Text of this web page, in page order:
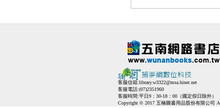
客服信箱:library.w3322@msa.hinet.net
客服電話:(07)2351960
客服時間:平日9：30-18：00（國定假日除外）
Copyright © 2017 五楠圖書用品股份有限公司